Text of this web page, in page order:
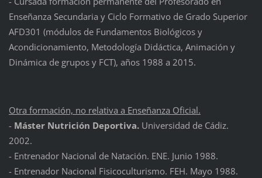
Enseñanza Secundaria y Ciclo Formativo de Grado Superior
AFD301 (módulos de Fundamentos Biológicos y
Acondicionamiento, Metodología Didáctica, Animación y
Dinámica de grupos y FCT), años 1988 a 2015.
Otra formación, no relativa a Enseñanza Oficial.
- Máster Nutrición Deportiva.Universidad de Cádiz.
2002.
- Entrenador Nacional de Natación. ENE. Junio 1988.
- Entrenador Nacional Fisicoculturismo. FEH. Mayo 1988.